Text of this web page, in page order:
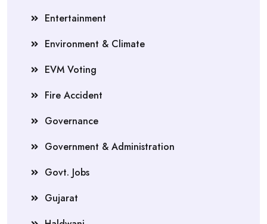
Entertainment
Environment & Climate
EVM Voting
Fire Accident
Governance
Government & Administration
Govt. Jobs
Gujarat